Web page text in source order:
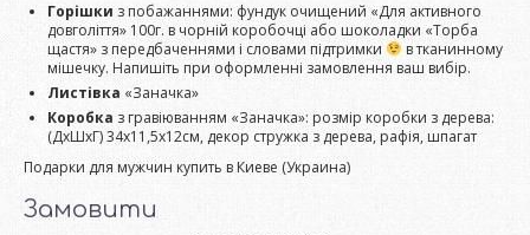
Горішки з побажаннями: фундук очищений «Для активного
довголіття» 100г. в чорній коробочці або шоколадки «Торба
щастя» з передбаченнями і словами підтримки
в тканинному
мішечку. Напишіть при оформленні замовлення ваш вибір.
Листівка «Заначка»
Коробка з гравіюванням «Заначка»: розмір коробки з дерева:
(ДхШхГ) 34х11,5х12см, декор стружка з дерева, рафія, шпагат
Подарки для мужчин купить в Киеве (Украина)
Замовити